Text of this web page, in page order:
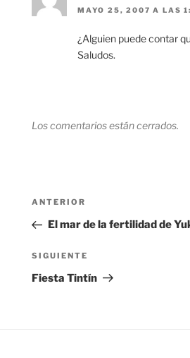
MAYO 25, 2007 A LAS
¿Alguien puede contar
Saludos.
Los comentarios están cerrados.
Navegación
entradas
Entrada
anterior:
ANTERIOR
El mar de la fertilidad de
Siguiente
entrada
SIGUIENTE
Fiesta Tintín